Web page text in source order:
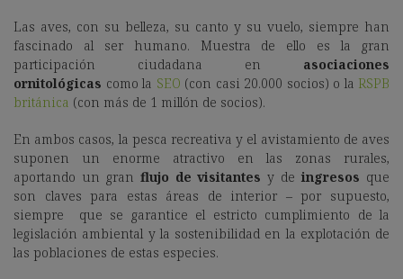
Las aves, con su belleza, su canto y su vuelo, siempre han
fascinado al ser humano. Muestra de ello es la gran
participación ciudadana en
asociaciones
ornitológicas como la SEO (con casi 20.000 socios) o la RSPB
británica (con más de 1 millón de socios).
En ambos casos, la pesca recreativa y el avistamiento de aves
suponen un enorme atractivo en las zonas rurales,
aportando un gran flujo de visitantes y de ingresos que
son claves para estas áreas de interior – por supuesto,
siempre que se garantice el estricto cumplimiento de la
legislación ambiental y la sostenibilidad en la explotación de
las poblaciones de estas especies.